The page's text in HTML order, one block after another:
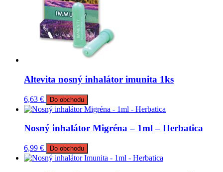
Altevita nosný inhalátor imunita 1ks
6,63 € Do obchodu
Nosný inhalátor Migréna – 1ml – Herbatica
6,99 € Do obchodu